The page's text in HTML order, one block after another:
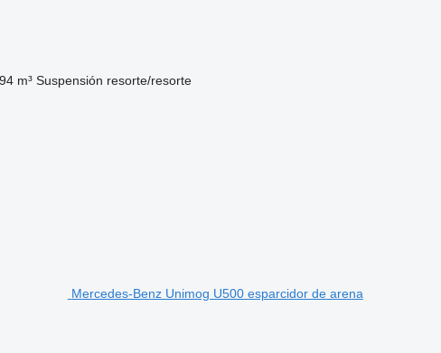
m³ Suspensión resorte/resorte
Mercedes-Benz Unimog U500 esparcidor de arena